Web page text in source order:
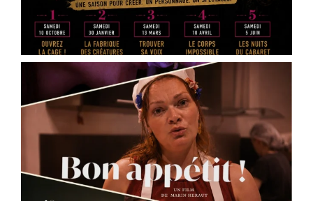
Heraut .
Ce spectacle mêle théâtre documentaire, satire
médiatique et écriture contemporaine pour plo
See More
Photo
View on Facebook · Share